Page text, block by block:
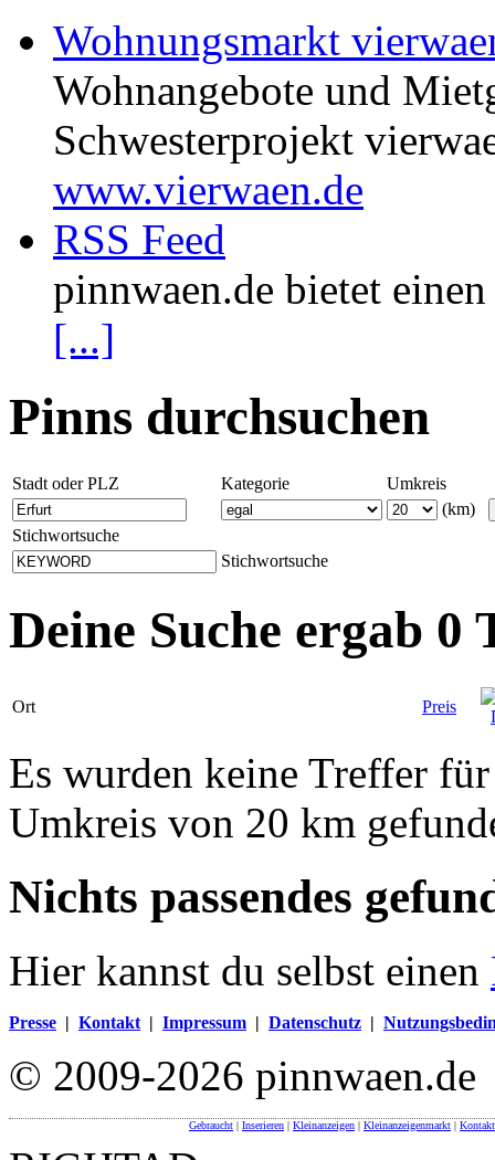
Wohnungsmarkt
Wohnangebote und
Schwesterprojekt
www.vierwaen.de
RSS Feed
pinnwaen.de bietet
[...]
Pinns durchsuchen
Stadt oder PLZ Kategorie
Umkreis
(km)
Stichwortsuche
Stichwortsuche
Deine Suche ergab 0
Ort Preis
Es wurden keine Treffer
Umkreis von 20 km
Nichts passendes
Hier kannst du selbst einen
Presse | Kontakt | Impressum | Datenschutz |
© 2009-2026 pinnwaen.de
Gebraucht | Inserieren | Kleinanzeigen | Kleinanzeigenmarkt |